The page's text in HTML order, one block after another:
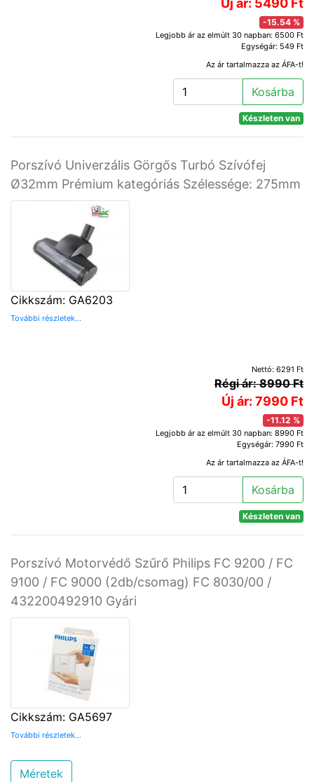
Új ár: 5490 Ft
-15.54 %
Legjobb ár az elmúlt 30 napban: 6500 Ft
Egységár: 549 Ft
Az ár tartalmazza az ÁFA-t!
Kosárba
Készleten van
Porszívó Univerzális Görgős Turbó Szívófej
Ø32mm Prémium kategóriás Szélessége: 275mm
Cikkszám: GA6203
További részletek...
Nettó: 6291 Ft
Régi ár: 8990 Ft
Új ár: 7990 Ft
-11.12 %
Legjobb ár az elmúlt 30 napban: 8990 Ft
Egységár: 7990 Ft
Az ár tartalmazza az ÁFA-t!
Kosárba
Készleten van
Porszívó Motorvédő Szűrő Philips FC 9200 / FC
9100 / FC 9000 (2db/csomag) FC 8030/00 /
432200492910 Gyári
Cikkszám: GA5697
További részletek...
Méretek